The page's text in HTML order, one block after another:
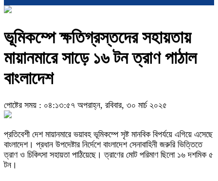
ভূমিকম্পে ক্ষতিগ্রস্তদের সহায়তায়
মায়ানমারে সাড়ে ১৬ টন ত্রাণ পাঠাল
বাংলাদেশ
পোষ্টের সময় : ০৪:১৩:৫৭ অপরাহ্ন, রবিবার, ৩০ মার্চ ২০২৫
প্রতিবেশী দেশ মায়ানমারে ভয়াবহ ভূমিকম্পে সৃষ্ট মানবিক বিপর্যয়ে এগিয়ে এসেছে
বাংলাদেশ। প্রধান উপদেষ্টার নির্দেশে বাংলাদেশ সেনাবাহিনী জরুরি ভিত্তিতে
ত্রাণ ও চিকিৎসা সহায়তা পাঠিয়েছে। ত্রাণের মোট পরিমাণ ছিলো ১৬ দশমিক ৫
টন।